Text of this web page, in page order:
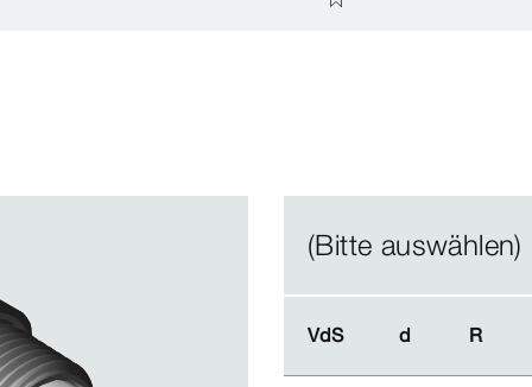
(Bitte auswählen)
VdS d R
VdS d R